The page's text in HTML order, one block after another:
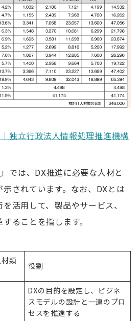
独立行政法人情報処理推進機構
」では、DX推進に必要な人材と
示されています。なお、DXとは
活用して、製品やサービス、
ることを指します。
類
役割
DXの目的を設定し、ビジネ
スモデルの設計と一連のプロ
セスを推進する